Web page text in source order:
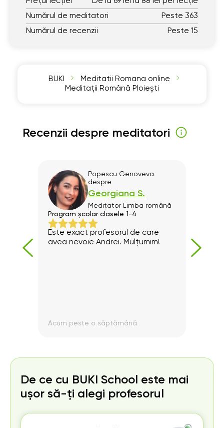
Numărul de meditatori
Peste 363
Numărul de recenzii
Peste 15
BUKI
Meditatii Romana online
Meditații Română Ploiești
Recenzii despre meditatori
Popescu Genoveva
despre
Georgiana S.
Meditator
Limba română
Program școlar clasele 1-4
Este exact profesorul de care
avea nevoie Andrei. Mulțumim!
Acum peste o săptămână
De ce cu BUKI School este mai
ușor să-ți alegi profesorul